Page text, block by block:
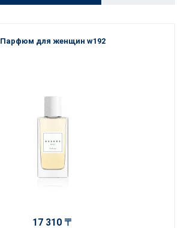
Парфюм для женщин w192
17 310 〒